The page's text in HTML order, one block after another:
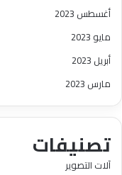
أغسطس 2023
مايو 2023
أبريل 2023
مارس 2023
تصنيفات
آلات التصوير